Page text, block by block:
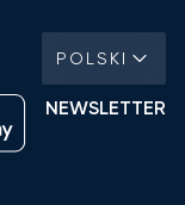
POLSKI
NEWSLETTER